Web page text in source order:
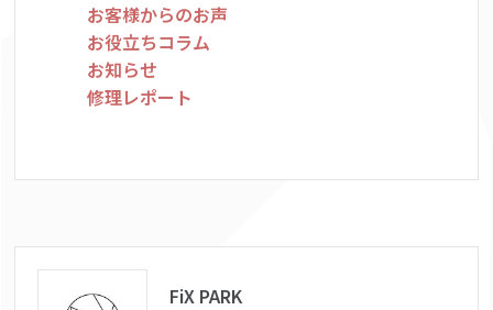
お客様からのお声
お役立ちコラム
お知らせ
修理レポート
FiX PARK